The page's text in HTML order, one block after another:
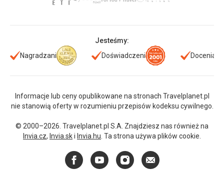
Jesteśmy:
Nagradzani
Doświadczeni Doceniani
Informacje lub ceny opublikowane na stronach Travelplanet.pl
nie stanowią oferty w rozumieniu przepisów kodeksu cywilnego.
© 2000–2026. Travelplanet.pl S.A. Znajdziesz nas również na
Invia.cz, Invia.ski Invia.hu . Ta strona używa plików cookie.
FacebookYouTubeInstagram
E-